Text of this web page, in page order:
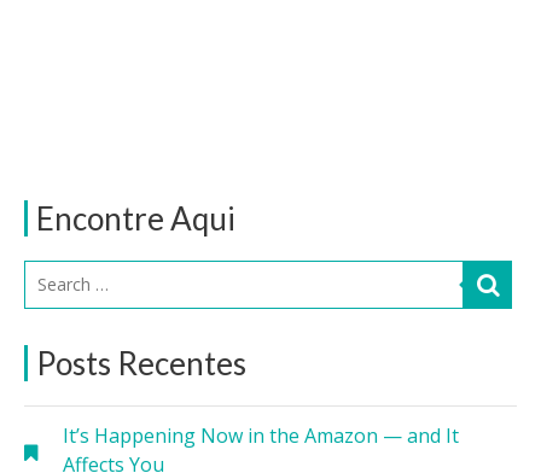
Encontre Aqui
Posts Recentes
It’s Happening Now in the Amazon — and It
Affects You